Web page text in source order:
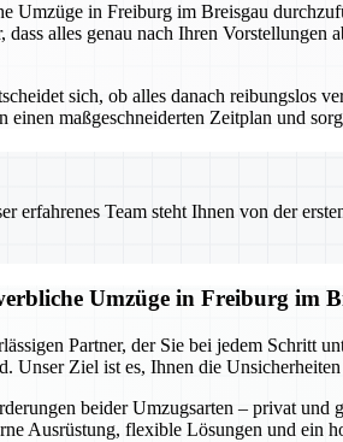
Umzüge in Freiburg im Breisgau
alles genau nach Ihren Vorstellungen
sich, ob alles danach reibungslos
einen maßgeschneiderten Zeitplan und
erfahrenes Team steht Ihnen von der
Umzüge in Freiburg im
Partner, der Sie bei jedem
Unser Ziel ist es, Ihnen die
beider Umzugsarten – privat
Ausrüstung, flexible Lösungen und ein